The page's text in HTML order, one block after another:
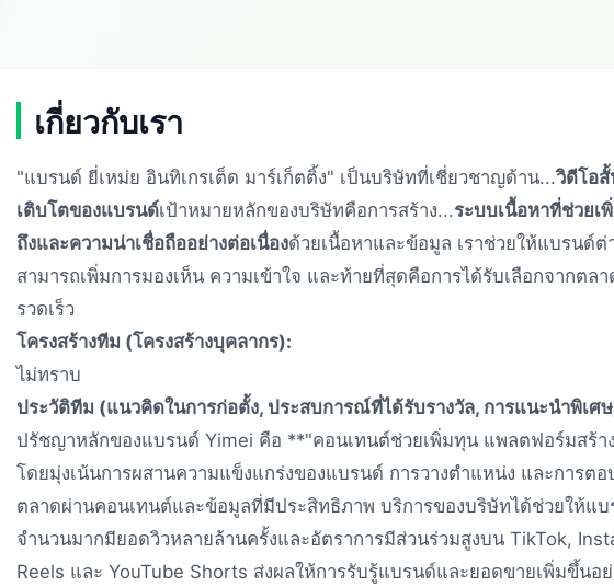
เกี่ยวกับเรา
"แบรนด์ ยี่เหม่ย อินทิเกรเต็ด มาร์เก็ตติ้ง" เป็นบริษัทที่เชี่ยวชาญด้าน...วิดีโอ
เติบโตของแบรนด์เป้าหมายหลักของบริษัทคือการสร้าง...ระบบเนื้อหาที่ช่วยเ
ถึงและความน่าเชื่อถืออย่างต่อเนื่องด้วยเนื้อหาและข้อมูล เราช่วยให้แบรนด์ต่
สามารถเพิ่มการมองเห็น ความเข้าใจ และท้ายที่สุดคือการได้รับเลือกจากตลา
รวดเร็ว
โครงสร้างทีม (โครงสร้างบุคลากร):
ไม่ทราบ
ประวัติทีม (แนวคิดในการก่อตั้ง, ประสบการณ์ที่ได้รับรางวัล, การแนะนำพิเศ
ปรัชญาหลักของแบรนด์ Yimei คือ **"คอนเทนต์ช่วยเพิ่มทุน แพลตฟอร์มสร้า
โดยมุ่งเน้นการผสานความแข็งแกร่งของแบรนด์ การวางตำแหน่ง และการตอ
ตลาดผ่านคอนเทนต์และข้อมูลที่มีประสิทธิภาพ บริการของบริษัทได้ช่วยให้แบ
จำนวนมากมียอดวิวหลายล้านครั้งและอัตราการมีส่วนร่วมสูงบน TikTok,
Reels และ YouTube Shorts ส่งผลให้การรับรู้แบรนด์และยอดขายเพิ่มขึ้นอ